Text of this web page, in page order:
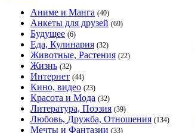
Аниме и Манга (40)
Анкеты для друзей (69)
Будущее (6)
Еда, Кулинария (32)
Животные, Растения (22)
Жизнь (32)
Интернет (44)
Кино, видео (23)
Красота и Мода (32)
Литература, Поэзия (39)
Любовь, Дружба, Отношения (134)
Мечты и Фантазии (33)